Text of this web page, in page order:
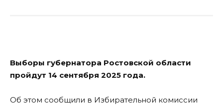
Выборы губернатора Ростовской области
пройдут 14 сентября 2025 года.
Об этом сообщили в Избирательной комиссии